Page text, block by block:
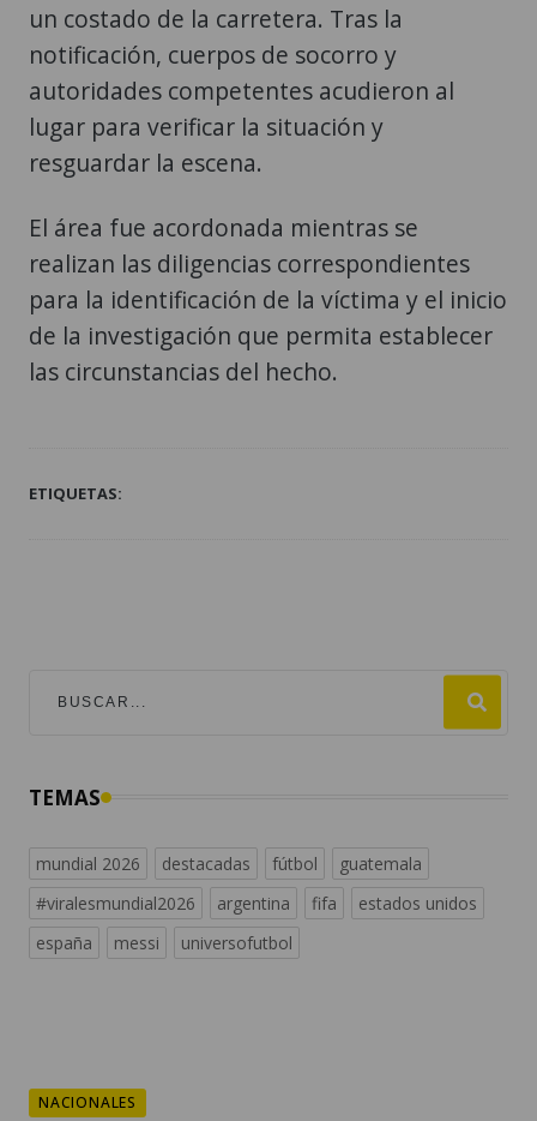
un costado de la carretera. Tras la
notificación, cuerpos de socorro y
autoridades competentes acudieron al
lugar para verificar la situación y
resguardar la escena.
El área fue acordonada mientras se
realizan las diligencias correspondientes
para la identificación de la víctima y el inicio
de la investigación que permita establecer
las circunstancias del hecho.
ETIQUETAS:
TEMAS
mundial 2026 destacadas fútbol
guatemala
#viralesmundial2026
argentina fifa
estados unidos
españa
messi universofutbol
NACIONALES